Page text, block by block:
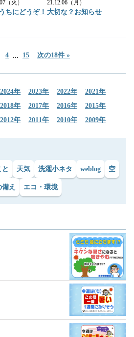
（火）
ちにどうぞ！
21.12.06（月）
大切な？お知らせ
4 ... 15 次の18件 »
2024年 2023年 2022年
2021年
2018年 2017年 2016年
2015年
2012年 2011年 2010年 2009年
と 天気 洗濯小ネタ weblog 空
え エコ・環境